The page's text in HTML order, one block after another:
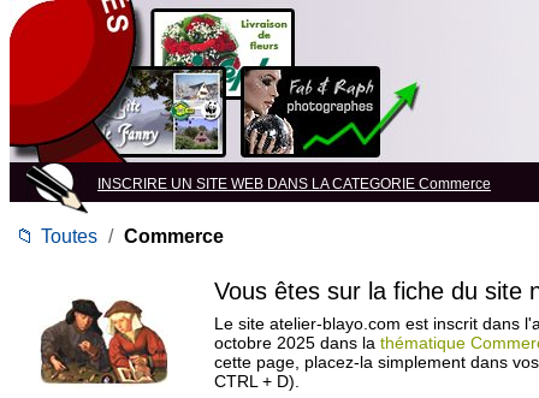
INSCRIRE UN SITE WEB DANS LA CATEGORIE Commerce
📁 Toutes / Commerce
Vous êtes sur la fiche du site
Le site atelier-blayo.com est inscrit dans
octobre 2025 dans la thématique
cette page, placez-la simplement dans
CTRL + D).